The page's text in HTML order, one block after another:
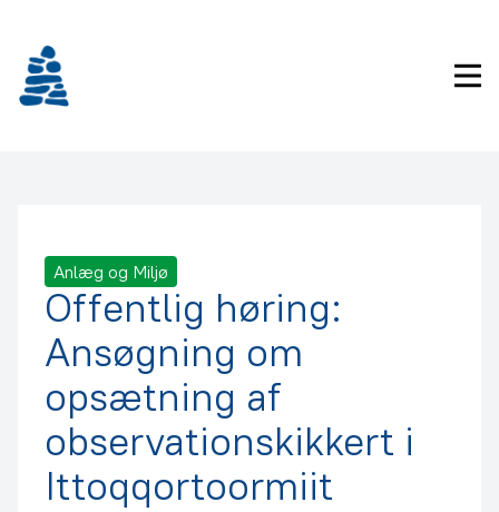
indhold
Anlæg og Miljø
Offentlig høring:
Ansøgning om
opsætning af
observationskikkert i
Ittoqqortoormiit